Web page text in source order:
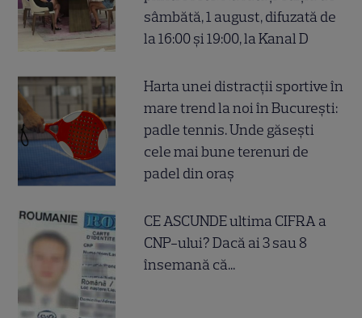
sâmbătă, 1 august, difuzată de
la 16:00 și 19:00, la Kanal D
Harta unei distracții sportive în
mare trend la noi în București:
padle tennis. Unde găsești
cele mai bune terenuri de
padel din oraș
CE ASCUNDE ultima CIFRA a
CNP-ului? Dacă ai 3 sau 8
însemană că...